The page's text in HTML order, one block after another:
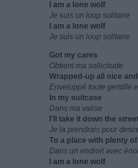
I am a lone wolf
Je suis un loup solitaire
I am a lone wolf
Je suis un loup solitaire
Got my cares
Obtient ma sollicitude
Wrapped-up all nice
Enveloppé toute gentille
In my suitcase
Dans ma valise
I'll take it down the
Je la prendrais pour
To a place with plenty
Dans un endroit avec
I am a lone wolf